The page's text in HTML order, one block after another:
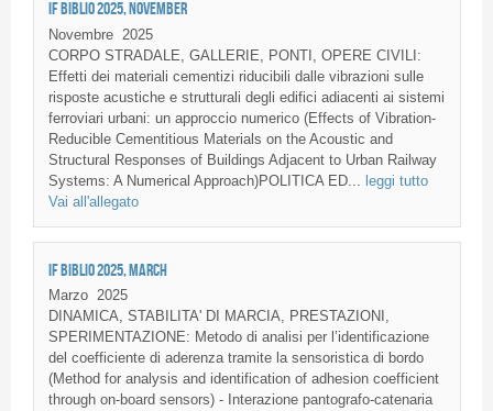
IF BIBLIO 2025, NOVEMBER
Novembre
2025
CORPO STRADALE, GALLERIE, PONTI, OPERE CIVILI:
Effetti dei materiali cementizi riducibili dalle vibrazioni sulle
risposte acustiche e strutturali degli edifici adiacenti ai sistemi
ferroviari urbani: un approccio numerico (Effects of Vibration-
Reducible Cementitious Materials on the Acoustic and
Structural Responses of Buildings Adjacent to Urban Railway
Systems: A Numerical Approach)POLITICA ED... leggi tutto
Vai all'allegato
IF BIBLIO 2025, MARCH
Marzo 2025
DINAMICA, STABILITA' DI MARCIA, PRESTAZIONI,
SPERIMENTAZIONE: Metodo di analisi per l’identificazione
del coefficiente di aderenza tramite la sensoristica di bordo
(Method for analysis and identification of adhesion coefficient
through on-board sensors) - Interazione pantografo-catenaria